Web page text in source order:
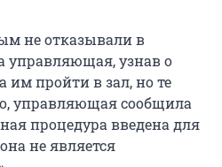
не отказывали в
управляющая, узнав о
им пройти в зал, но те
управляющая сообщила
процедура введена для
не является